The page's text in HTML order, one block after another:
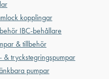
kopplingar
IBC-behållare
& tillbehör
& tryckstegringspumpar
pumpar